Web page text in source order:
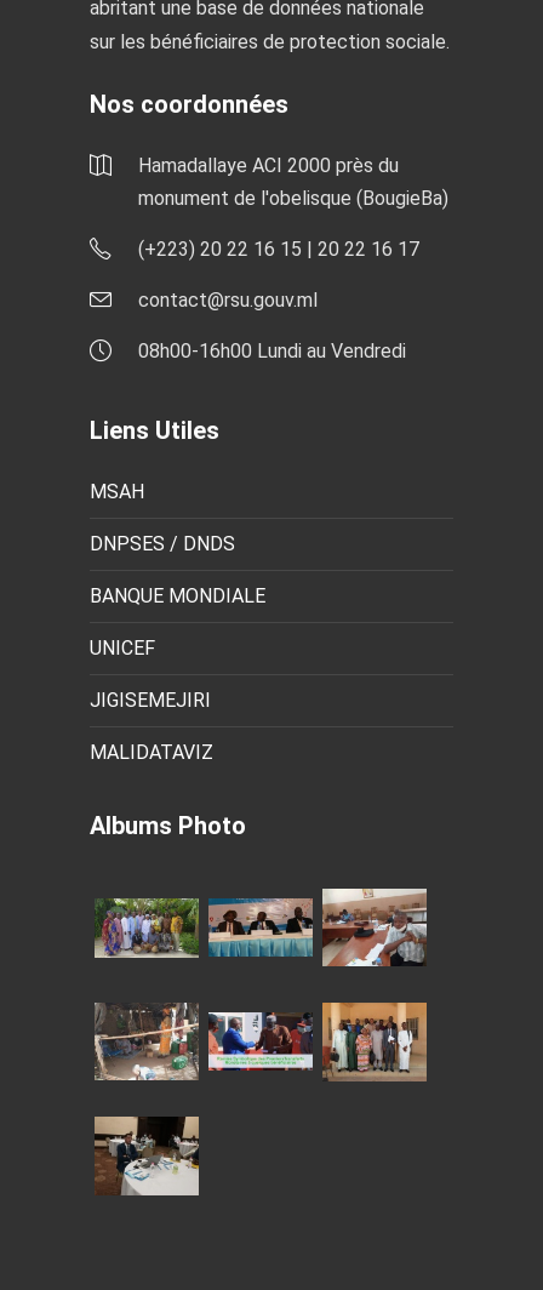
abritant une base de données nationale
sur les bénéficiaires de protection sociale.
Nos coordonnées
Hamadallaye ACI 2000 près du
monument de l'obelisque (BougieBa)
(+223) 20 22 16 15 | 20 22 16 17
contact@rsu.gouv.ml
08h00-16h00 Lundi au Vendredi
Liens Utiles
MSAH
DNPSES / DNDS
BANQUE MONDIALE
UNICEF
JIGISEMEJIRI
MALIDATAVIZ
Albums Photo